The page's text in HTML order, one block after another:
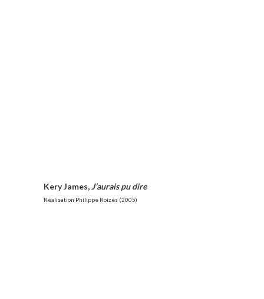
Kery James,J’aurais pu dire
Réalisation Philippe Roizès (2005)